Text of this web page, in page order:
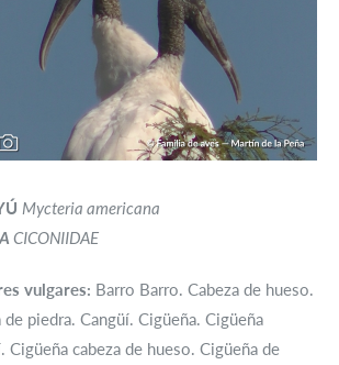
Mycteria americana
CICONIIDAE
vulgares: Barro Barro. Cabeza de hueso.
de piedra. Cangüí. Cigüeña. Cigüeña
Cigüeña cabeza de hueso. Cigüeña de